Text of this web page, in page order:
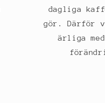
dagliga
gör. Därför
ärliga med